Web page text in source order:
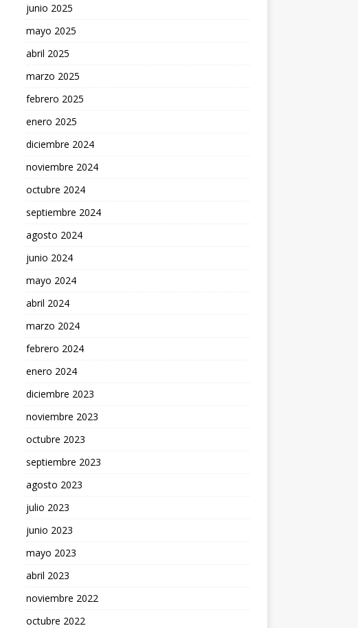
junio 2025
mayo 2025
abril 2025
marzo 2025
febrero 2025
enero 2025
diciembre 2024
noviembre 2024
octubre 2024
septiembre 2024
agosto 2024
junio 2024
mayo 2024
abril 2024
marzo 2024
febrero 2024
enero 2024
diciembre 2023
noviembre 2023
octubre 2023
septiembre 2023
agosto 2023
julio 2023
junio 2023
mayo 2023
abril 2023
noviembre 2022
octubre 2022